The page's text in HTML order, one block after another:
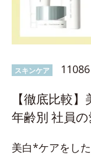
スキンケア
【徹底比較
年齢別 社員
美白*ケアをし